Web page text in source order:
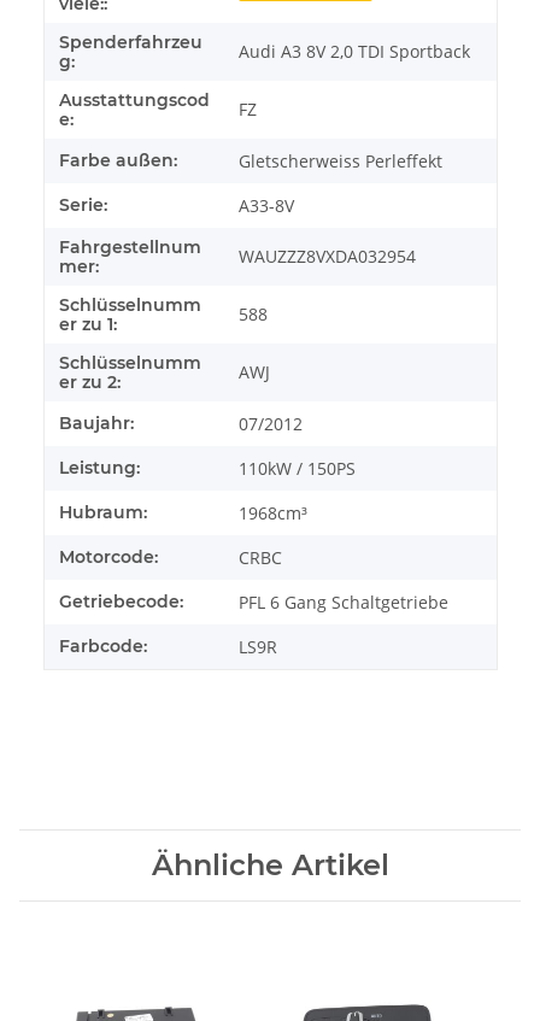
Spenderfahrzeu
g:
Audi A3 8V 2,0 TDI Sportback
Ausstattungscod
e:
FZ
Farbe außen: Gletscherweiss Perleffekt
Serie: A33-8V
Fahrgestellnum
mer:
WAUZZZ8VXDA032954
Schlüsselnumm
er zu 1:
588
Schlüsselnumm
er zu 2:
AWJ
Baujahr: 07/2012
Leistung: 110kW / 150PS
Hubraum: 1968cm³
Motorcode: CRBC
Getriebecode: PFL 6 Gang Schaltgetriebe
Farbcode: LS9R
Ähnliche Artikel